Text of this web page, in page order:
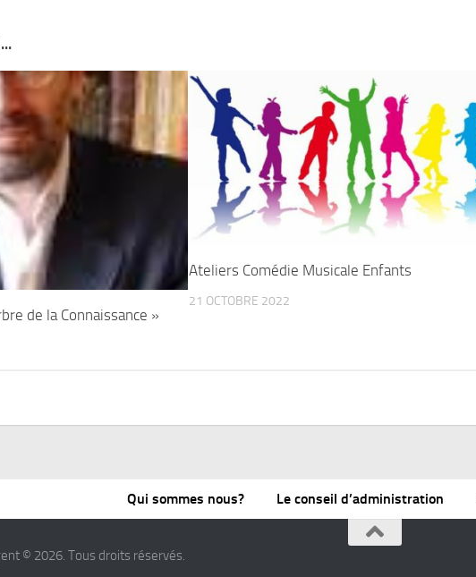
de la Connaissance »
Ateliers Comédie Musicale Enfants
21 OCTOBRE 2022
Qui sommes nous? Le conseil d’administration
© 2026. Tous droits réservés.